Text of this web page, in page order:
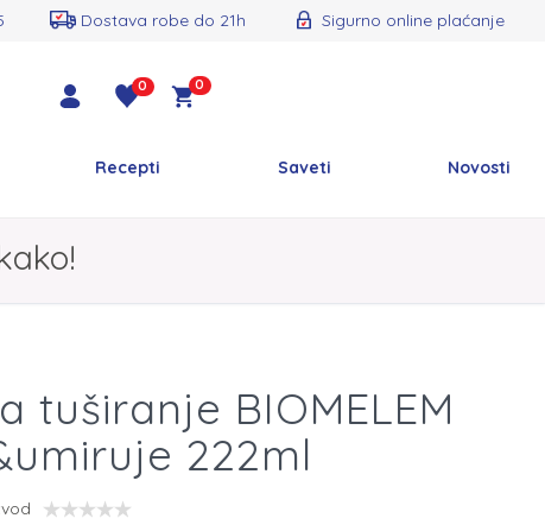
Dostava robe do 21h Sigurno online plaćanje
0 0
Recepti Saveti Novosti
tuširanje BIOMELEM
222ml